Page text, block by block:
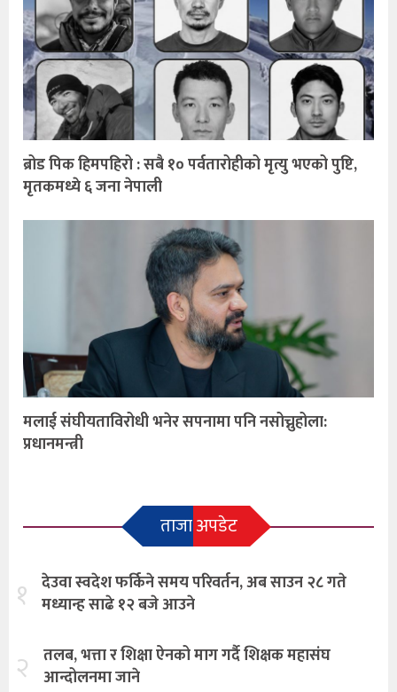
ब्रोड पिक हिमपहिरो : सबै १० पर्वतारोहीको मृत्यु भएको पुष्टि,
मृतकमध्ये ६ जना नेपाली
मलाई संघीयताविरोधी भनेर सपनामा पनि नसोच्नुहोला:
प्रधानमन्त्री
ताजा अपडेट
१ देउवा स्वदेश फर्किने समय परिवर्तन, अब साउन २८ गते
मध्यान्ह साढे १२ बजे आउने
२ तलब, भत्ता र शिक्षा ऐनको माग गर्दै शिक्षक महासंघ
आन्दोलनमा जाने